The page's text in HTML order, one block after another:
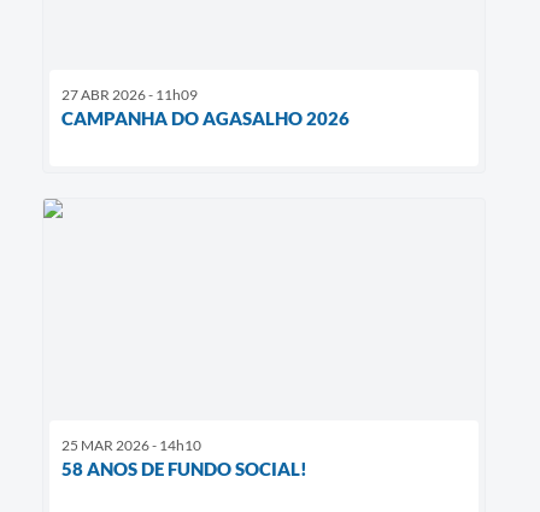
27 ABR 2026 - 11h09
CAMPANHA DO AGASALHO 2026
25 MAR 2026 - 14h10
58 ANOS DE FUNDO SOCIAL!